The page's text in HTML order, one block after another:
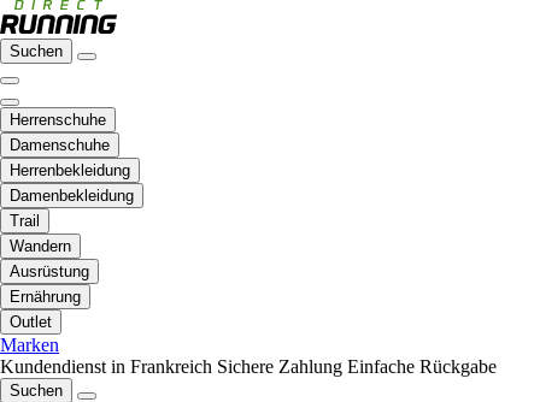
Suchen
Herrenschuhe
Damenschuhe
Herrenbekleidung
Damenbekleidung
Trail
Wandern
Ausrüstung
Ernährung
Outlet
Marken
Kundendienst in Frankreich Sichere Zahlung Einfache Rückgabe
Suchen